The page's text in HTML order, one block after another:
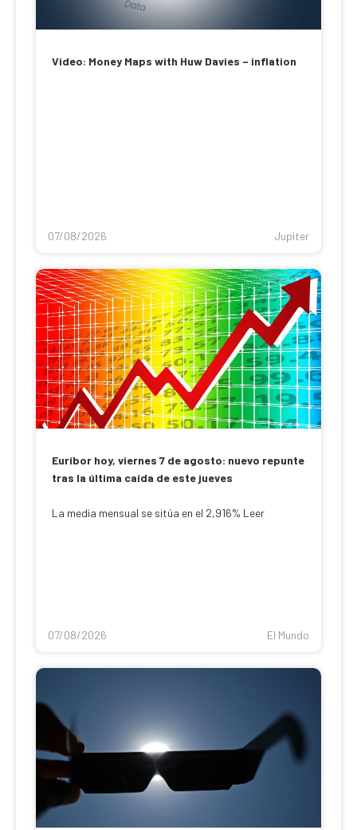
Video: Money Maps with Huw Davies – inflation
07/08/2026 Jupiter
Euríbor hoy, viernes 7 de agosto: nuevo repunte
tras la última caída de este jueves
La media mensual se sitúa en el 2,916% Leer
07/08/2026 El Mundo